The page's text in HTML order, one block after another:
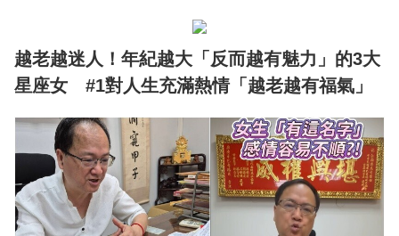
越老越迷人！年紀越大「反而越有魅力」的3大
星座女 #1對人生充滿熱情「越老越有福氣」